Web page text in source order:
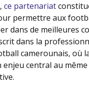
ce partenariat
permettre aux
dans de meilleures
dans la
camerounais, où
central au